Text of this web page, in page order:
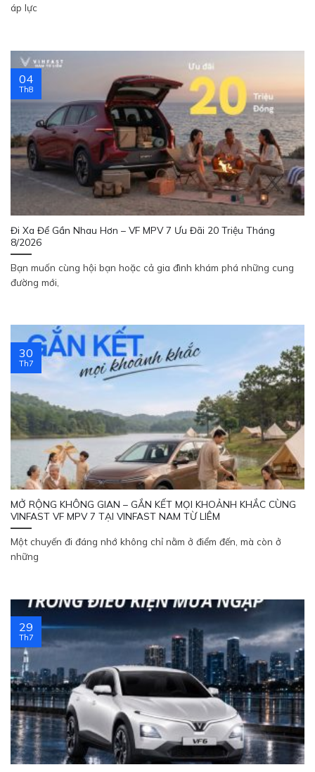
áp lực
Đi Xa Để Gần Nhau Hơn – VF MPV 7 Ưu Đãi 20 Triệu Tháng
8/2026
Bạn muốn cùng hội bạn hoặc cả gia đình khám phá những cung
đường mới,
04
Th8
MỞ RỘNG KHÔNG GIAN – GẮN KẾT MỌI KHOẢNH KHẮC CÙNG
VINFAST VF MPV 7 TẠI VINFAST NAM TỪ LIÊM
Một chuyến đi đáng nhớ không chỉ nằm ở điểm đến, mà còn ở
những
30
Th7
29
Th7